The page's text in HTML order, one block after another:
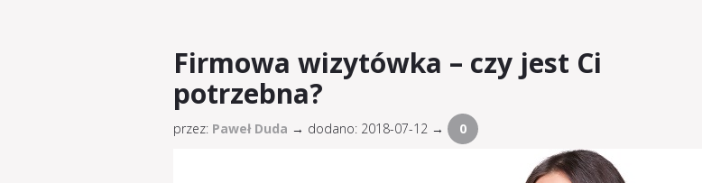
Firmowa wizytówka – czy jest Ci
potrzebna?
przez: Paweł Duda → dodano: 2018-07-12 → 0